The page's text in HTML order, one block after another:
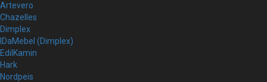
Artevero
Chazelles
Dimplex
IDaMebel (Dimplex)
EdilKamin
Hark
Nordpeis